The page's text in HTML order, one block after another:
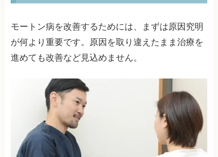
モートン病を改善するためには、まずは原因究明
が何より重要です。原因を取り違えたまま治療を
進めても改善など見込めません。